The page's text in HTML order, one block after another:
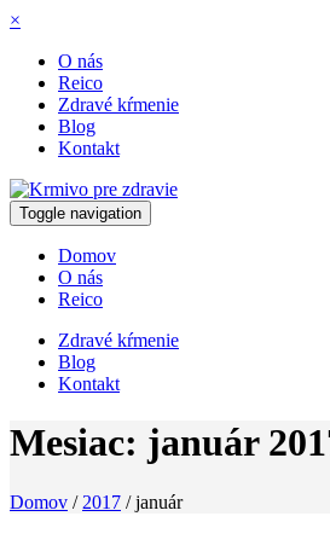
×
O nás
Reico
Zdravé kŕmenie
Blog
Kontakt
Toggle navigation
Domov
O nás
Reico
Zdravé kŕmenie
Blog
Kontakt
Mesiac: január
Domov / 2017 /január